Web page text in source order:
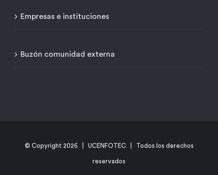
Empresas e instituciones
Buzón comunidad externa
© Copyright 2026 | UCENFOTEC | Todos los derechos
reservados